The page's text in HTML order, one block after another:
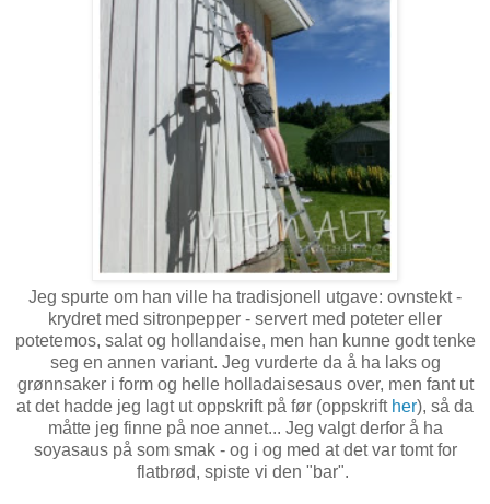
Jeg spurte om han ville ha tradisjonell utgave: ovnstekt -
krydret med sitronpepper - servert med poteter eller
potetemos, salat og hollandaise, men han kunne godt tenke
seg en annen variant. Jeg vurderte da å ha laks og
grønnsaker i form og helle holladaisesaus over, men fant ut
at det hadde jeg lagt ut oppskrift på før (oppskrift her), så da
måtte jeg finne på noe annet... Jeg valgt derfor å ha
soyasaus på som smak - og i og med at det var tomt for
flatbrød, spiste vi den "bar".